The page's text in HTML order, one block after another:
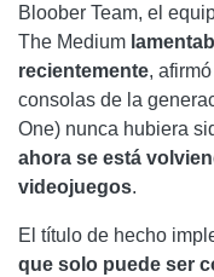
Bloober Team, el
The Medium
recientemente,
consolas de la
One) nunca hubiera
ahora se está
videojuegos.
El título de hecho
que solo puede ser